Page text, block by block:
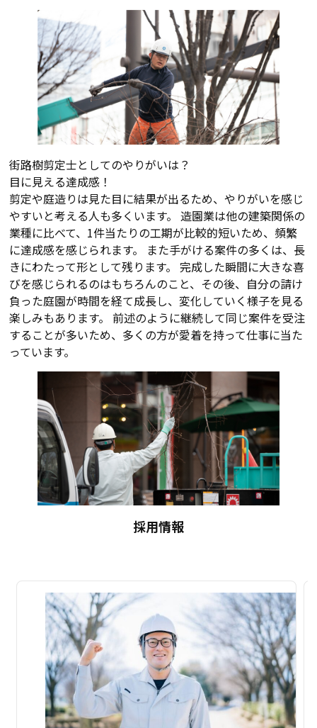
街路樹剪定士としてのやりがいは？
目に見える達成感！
剪定や庭造りは見た目に結果が出るため、やりがいを感じ
やすいと考える人も多くいます。 造園業は他の建築関係の
業種に比べて、1件当たりの工期が比較的短いため、頻繁
に達成感を感じられます。 また手がける案件の多くは、長
きにわたって形として残ります。 完成した瞬間に大きな喜
びを感じられるのはもちろんのこと、その後、自分の請け
負った庭園が時間を経て成長し、変化していく様子を見る
楽しみもあります。 前述のように継続して同じ案件を受注
することが多いため、多くの方が愛着を持って仕事に当た
っています。
採用情報